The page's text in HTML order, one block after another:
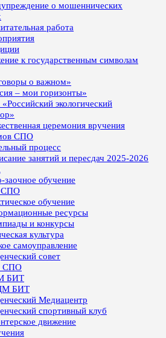
о мошеннических
работа
к государственным символам
о важном»
– мои горизонты»
экологический
церемония вручения
СПО
процесс
занятий и пересдач 2025-2026
заочное обучение
СПО
обучение
ресурсы
и конкурсы
культура
самоуправление
совет
СПО
БИТ
БИТ
Медиацентр
спортивный клуб
движение